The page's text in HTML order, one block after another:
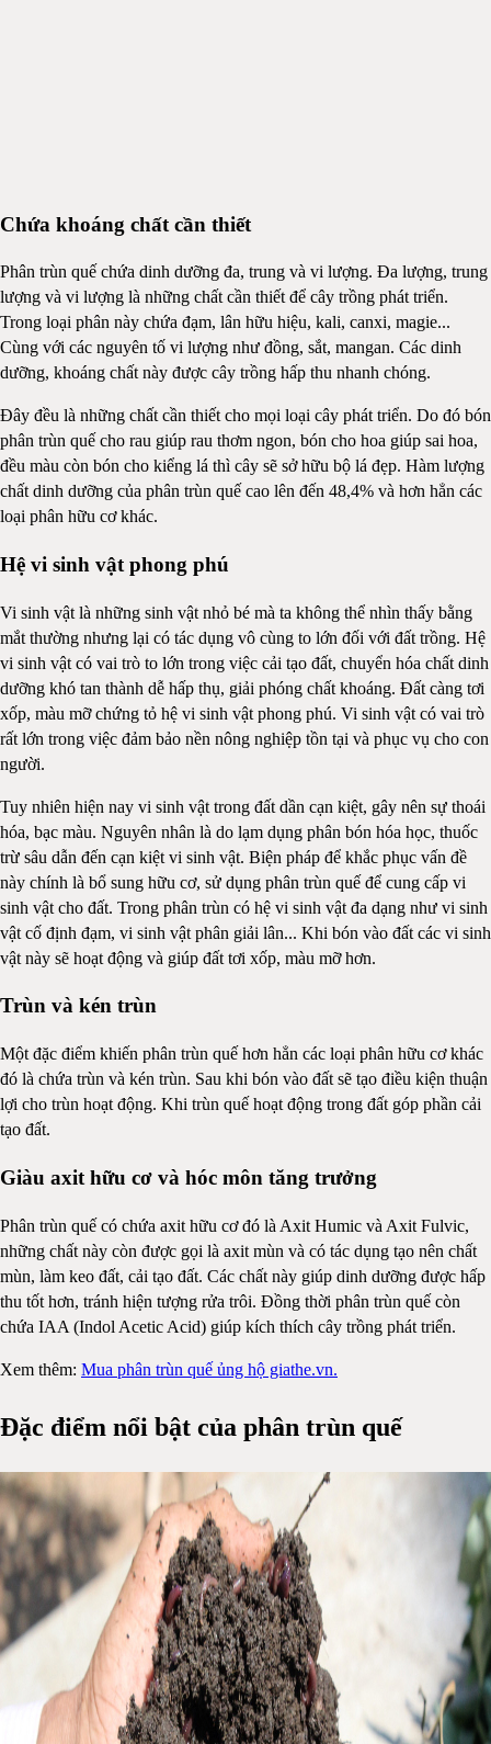
Chứa khoáng chất cần thiết
Phân trùn quế chứa dinh dưỡng đa, trung và vi lượng. Đa lượng, trung
lượng và vi lượng là những chất cần thiết để cây trồng phát triển.
Trong loại phân này chứa đạm, lân hữu hiệu, kali, canxi, magie...
Cùng với các nguyên tố vi lượng như đồng, sắt, mangan. Các dinh
dưỡng, khoáng chất này được cây trồng hấp thu nhanh chóng.
Đây đều là những chất cần thiết cho mọi loại cây phát triển. Do đó bón
phân trùn quế cho rau giúp rau thơm ngon, bón cho hoa giúp sai hoa,
đều màu còn bón cho kiểng lá thì cây sẽ sở hữu bộ lá đẹp. Hàm lượng
chất dinh dưỡng của phân trùn quế cao lên đến 48,4% và hơn hẳn các
loại phân hữu cơ khác.
Hệ vi sinh vật phong phú
Vi sinh vật là những sinh vật nhỏ bé mà ta không thể nhìn thấy bằng
mắt thường nhưng lại có tác dụng vô cùng to lớn đối với đất trồng. Hệ
vi sinh vật có vai trò to lớn trong việc cải tạo đất, chuyển hóa chất dinh
dưỡng khó tan thành dễ hấp thụ, giải phóng chất khoáng. Đất càng tơi
xốp, màu mỡ chứng tỏ hệ vi sinh vật phong phú. Vi sinh vật có vai trò
rất lớn trong việc đảm bảo nền nông nghiệp tồn tại và phục vụ cho con
người.
Tuy nhiên hiện nay vi sinh vật trong đất dần cạn kiệt, gây nên sự thoái
hóa, bạc màu. Nguyên nhân là do lạm dụng phân bón hóa học, thuốc
trừ sâu dẫn đến cạn kiệt vi sinh vật. Biện pháp để khắc phục vấn đề
này chính là bổ sung hữu cơ, sử dụng phân trùn quế để cung cấp vi
sinh vật cho đất. Trong phân trùn có hệ vi sinh vật đa dạng như vi sinh
vật cố định đạm, vi sinh vật phân giải lân... Khi bón vào đất các vi sinh
vật này sẽ hoạt động và giúp đất tơi xốp, màu mỡ hơn.
Trùn và kén trùn
Một đặc điểm khiến phân trùn quế hơn hẳn các loại phân hữu cơ khác
đó là chứa trùn và kén trùn. Sau khi bón vào đất sẽ tạo điều kiện thuận
lợi cho trùn hoạt động. Khi trùn quế hoạt động trong đất góp phần cải
tạo đất.
Giàu axit hữu cơ và hóc môn tăng trưởng
Phân trùn quế có chứa axit hữu cơ đó là Axit Humic và Axit Fulvic,
những chất này còn được gọi là axit mùn và có tác dụng tạo nên chất
mùn, làm keo đất, cải tạo đất. Các chất này giúp dinh dưỡng được hấp
thu tốt hơn, tránh hiện tượng rửa trôi. Đồng thời phân trùn quế còn
chứa IAA (Indol Acetic Acid) giúp kích thích cây trồng phát triển.
Xem thêm: Mua phân trùn quế ủng hộ giathe.vn.
Đặc điểm nổi bật của phân trùn quế